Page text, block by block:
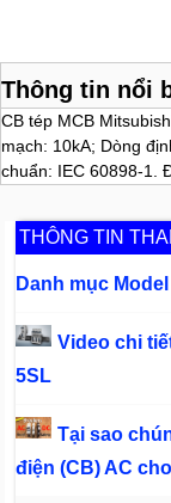
Thông tin nổi
CB tép MCB
mạch: 10kA; Dòng
chuẩn: IEC 60898-1.
THÔNG TIN
Danh mục
Video chi
5SL
Tại sao
điện (CB) AC